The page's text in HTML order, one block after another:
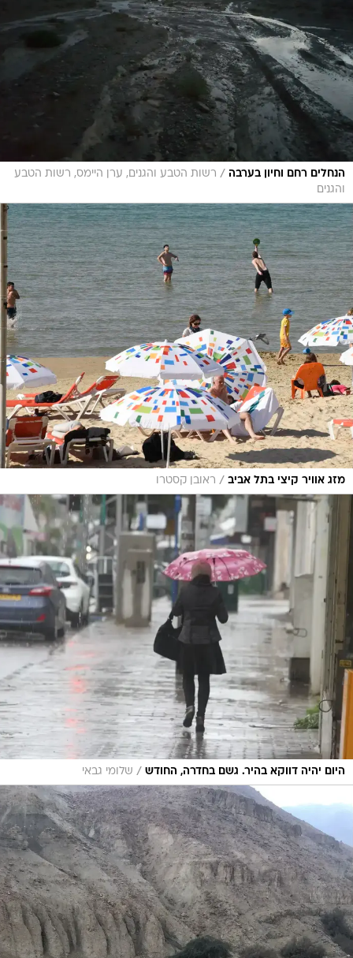
הנחלים רחם וחיון בערבה / רשות הטבע והגנים, ערן היימס, רשות הטבע
והגנים
מזג אוויר קיצי בתל אביב / ראובן קסטרו
היום יהיה דווקא בהיר. גשם בחדרה, החודש / שלומי גבאי